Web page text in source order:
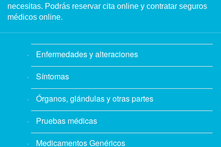
necesitas. Podrás reservar cita online y contratar seguros
médicos online.
Enfermedades y alteraciones
Síntomas
Órganos, glándulas y otras partes
Pruebas médicas
Medicamentos Genéricos